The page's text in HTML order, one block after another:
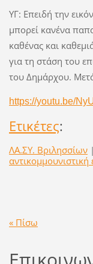
ΥΓ: Επειδή την
μπορεί κανένα
καθένας και
για τη στάση του
του Δημάρχου.
https://youtu.be/
Ετικέτες:
ΛΑ.ΣΥ. Βριλησσίων |
αντικομμουνιστική
« Πίσω